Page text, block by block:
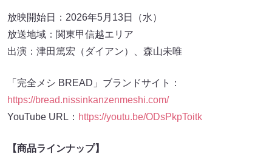
放映開始日：2026年5月13日（水）
放送地域：関東甲信越エリア
出演：津田篤宏（ダイアン）、森山未唯
「完全メシ BREAD」ブランドサイト：
https://bread.nissinkanzenmeshi.com/
YouTube URL： https://youtu.be/ODsPkpToitk
【商品ラインナップ】